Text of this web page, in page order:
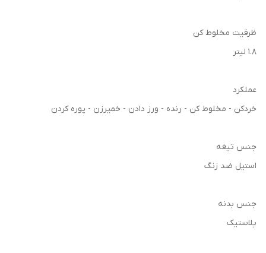
ظرفیت مخلوط کن
1.8 لیتر
عملکرد
خردکن - مخلوط کن - رنده - ورز دادن - خمیرزن - پوره کردن
جنس تیغه
استیل ضد زنگ
جنس بدنه
پلاستیک